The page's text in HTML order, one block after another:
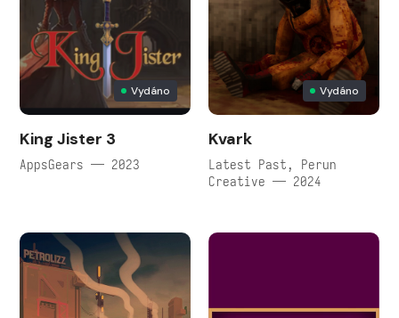
Vydáno
King Jister 3
AppsGears — 2023
Vydáno
Kvark
Latest Past, Perun
Creative — 2024